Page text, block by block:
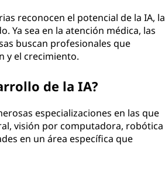
reconocen el potencial de la IA, la
Ya sea en la atención médica, las
buscan profesionales que
y el crecimiento.
de la IA?
especializaciones en las que
visión por computadora, robótica
en un área específica que